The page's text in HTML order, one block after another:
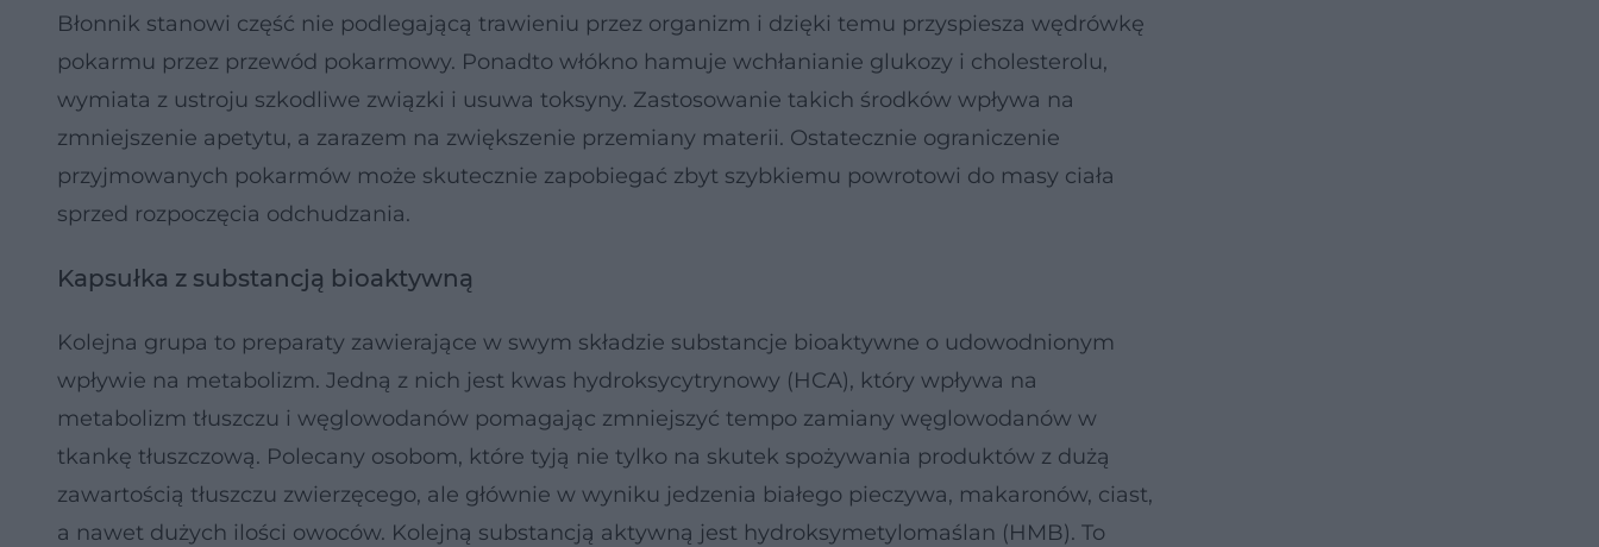
Błonnik stanowi część nie podlegającą trawieniu przez organizm i dzięki temu przyspiesza wędrówkę
pokarmu przez przewód pokarmowy. Ponadto włókno hamuje wchłanianie glukozy i cholesterolu,
wymiata z ustroju szkodliwe związki i usuwa toksyny. Zastosowanie takich środków wpływa na
zmniejszenie apetytu, a zarazem na zwiększenie przemiany materii. Ostatecznie ograniczenie
przyjmowanych pokarmów może skutecznie zapobiegać zbyt szybkiemu powrotowi do masy ciała
sprzed rozpoczęcia odchudzania.
Kapsułka z substancją bioaktywną
Kolejna grupa to preparaty zawierające w swym składzie substancje bioaktywne o udowodnionym
wpływie na metabolizm. Jedną z nich jest kwas hydroksycytrynowy (HCA), który wpływa na
metabolizm tłuszczu i węglowodanów pomagając zmniejszyć tempo zamiany węglowodanów w
tkankę tłuszczową. Polecany osobom, które tyją nie tylko na skutek spożywania produktów z dużą
zawartością tłuszczu zwierzęcego, ale głównie w wyniku jedzenia białego pieczywa, makaronów, ciast,
a nawet dużych ilości owoców. Kolejną substancją aktywną jest hydroksymetylomaślan (HMB). To